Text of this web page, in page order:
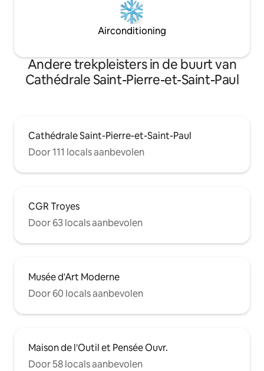
Airconditioning
Andere trekpleisters in de buurt van
Cathédrale Saint-Pierre-et-Saint-Paul
Cathédrale Saint-Pierre-et-Saint-Paul
Door 111 locals aanbevolen
CGR Troyes
Door 63 locals aanbevolen
Musée d'Art Moderne
Door 60 locals aanbevolen
Maison de l'Outil et Pensée Ouvr.
Door 58 locals aanbevolen